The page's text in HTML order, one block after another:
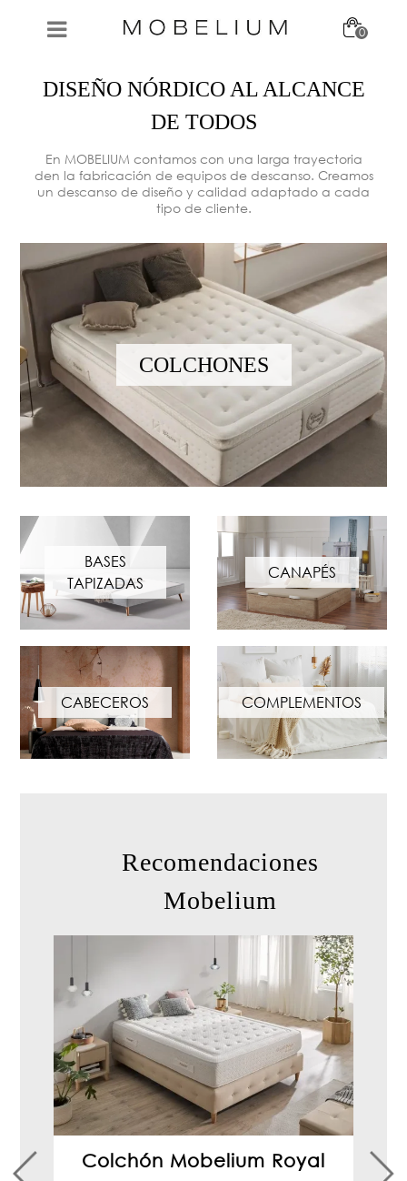
0
DISEÑO NÓRDICO AL ALCANCE
DE TODOS
En MOBELIUM contamos con una larga trayectoria
den la fabricación de equipos de descanso. Creamos
un descanso de diseño y calidad adaptado a cada
tipo de cliente.
COLCHONES
BASES
TAPIZADAS
CANAPÉS
CABECEROS COMPLEMENTOS
Recomendaciones
Mobelium
Colchón Mobelium Royal